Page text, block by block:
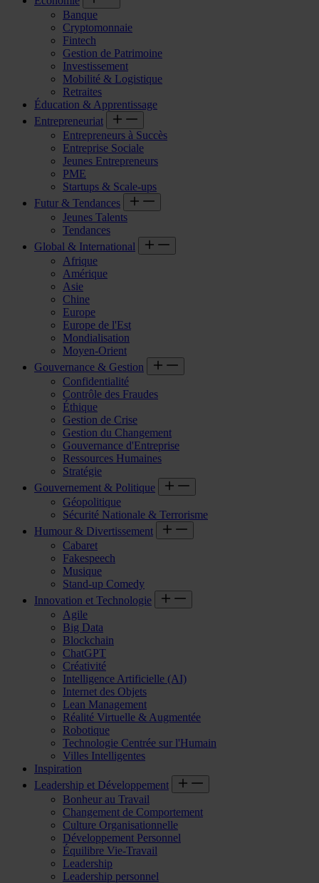
Banque
Cryptomonnaie
Fintech
Gestion de Patrimoine
Investissement
Mobilité & Logistique
Retraites
Éducation & Apprentissage
Entrepreneuriat
Entrepreneurs à Succès
Entreprise Sociale
Jeunes Entrepreneurs
PME
Startups & Scale-ups
Futur & Tendances
Jeunes Talents
Tendances
Global & International
Afrique
Amérique
Asie
Chine
Europe
Europe de l'Est
Mondialisation
Moyen-Orient
Gouvernance & Gestion
Confidentialité
Contrôle des Fraudes
Éthique
Gestion de Crise
Gestion du Changement
Gouvernance d'Entreprise
Ressources Humaines
Stratégie
Gouvernement & Politique
Géopolitique
Sécurité Nationale & Terrorisme
Humour & Divertissement
Cabaret
Fakespeech
Musique
Stand-up Comedy
Innovation et Technologie
Agile
Big Data
Blockchain
ChatGPT
Créativité
Intelligence Artificielle (AI)
Internet des Objets
Lean Management
Réalité Virtuelle & Augmentée
Robotique
Technologie Centrée sur l'Humain
Villes Intelligentes
Inspiration
Leadership et Développement
Bonheur au Travail
Changement de Comportement
Culture Organisationnelle
Développement Personnel
Équilibre Vie-Travail
Leadership
Leadership personnel